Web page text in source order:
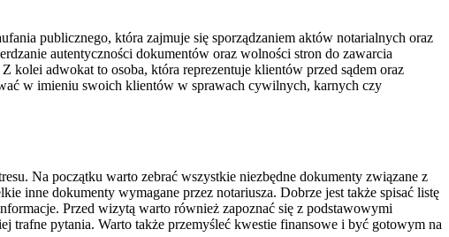
publicznego, która zajmuje się sporządzaniem aktów notarialnych oraz
autentyczności dokumentów oraz wolności stron do zawarcia
kolei adwokat to osoba, która reprezentuje klientów przed sądem oraz
w imieniu swoich klientów w sprawach cywilnych, karnych czy
Na początku warto zebrać wszystkie niezbędne dokumenty związane z
inne dokumenty wymagane przez notariusza. Dobrze jest także spisać listę
Przed wizytą warto również zapoznać się z podstawowymi
trafne pytania. Warto także przemyśleć kwestie finansowe i być gotowym na